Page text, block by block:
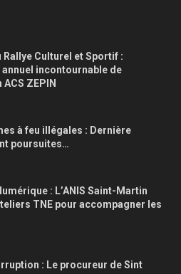
Rallye Culturel et Sportif :
annuel incontournable de
ZEPIN
à feu illégales : Dernière
poursuites…
: L’ANIS Saint-Martin
TNE pour accompagner les
: Le procureur de Sint